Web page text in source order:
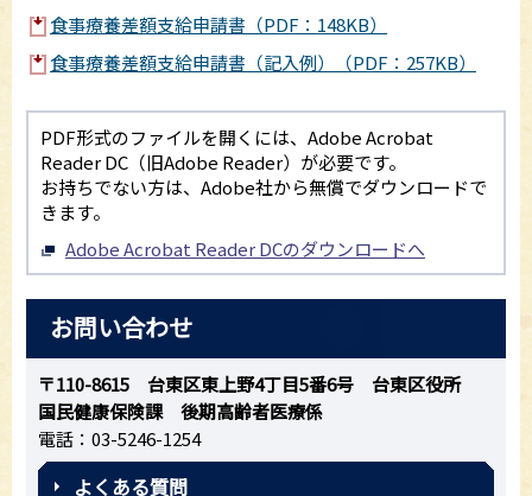
食事療養差額支給申請書（PDF：148KB）
食事療養差額支給申請書（記入例）（PDF：257KB）
PDF形式のファイルを開くには、Adobe Acrobat
Reader DC（旧Adobe Reader）が必要です。
お持ちでない方は、Adobe社から無償でダウンロードで
きます。
Adobe Acrobat Reader DCのダウンロードへ
お問い合わせ
〒110-8615 台東区東上野4丁目5番6号 台東区役所
国民健康保険課 後期高齢者医療係
電話：03-5246-1254
よくある質問